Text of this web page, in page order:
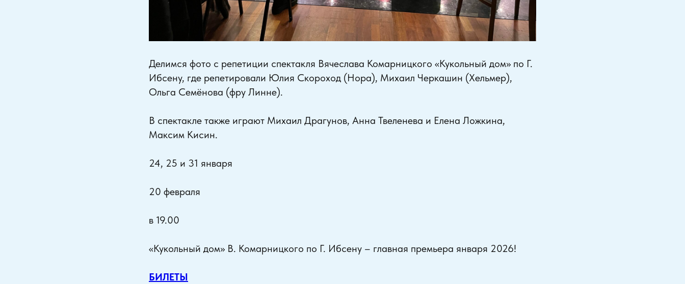
Делимся фото с репетиции спектакля Вячеслава Комарницкого «Кукольный дом» по Г.
Ибсену, где репетировали Юлия Скороход (Нора), Михаил Черкашин (Хельмер),
Ольга Семёнова (фру Линне).
В спектакле также играют Михаил Драгунов, Анна Твеленева и Елена Ложкина,
Максим Кисин.
24, 25 и 31 января
20 февраля
в 19.00
«Кукольный дом» В. Комарницкого по Г. Ибсену – главная премьера января 2026!
БИЛЕТЫ